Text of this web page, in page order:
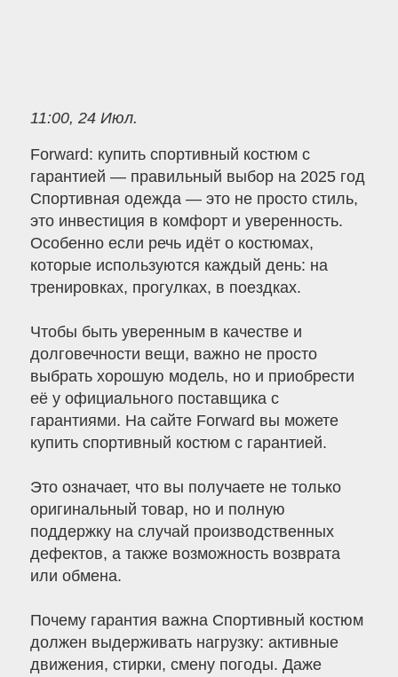
11:00, 24 Июл.
Forward: купить спортивный костюм с
гарантией — правильный выбор на 2025 год
Спортивная одежда — это не просто стиль,
это инвестиция в комфорт и уверенность.
Особенно если речь идёт о костюмах,
которые используются каждый день: на
тренировках, прогулках, в поездках.
Чтобы быть уверенным в качестве и
долговечности вещи, важно не просто
выбрать хорошую модель, но и приобрести
её у официального поставщика с
гарантиями. На сайте Forward вы можете
купить спортивный костюм с гарантией.
Это означает, что вы получаете не только
оригинальный товар, но и полную
поддержку на случай производственных
дефектов, а также возможность возврата
или обмена.
Почему гарантия важна Спортивный костюм
должен выдерживать нагрузку: активные
движения, стирки, смену погоды. Даже